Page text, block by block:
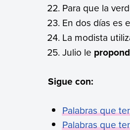
Para que la
En dos días es
La modista
Julio le
Sigue con:
Palabras que
Palabras que